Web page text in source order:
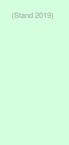
(Stand 2019)